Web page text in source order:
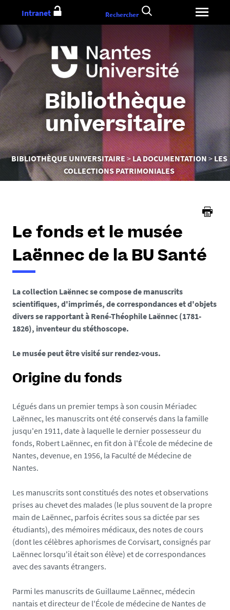
au
Bibliothèque
universitaire
Vous
ici :
BIBLIOTHÈQUE UNIVERSITAIRE LA DOCUMENTATION
LES
COLLECTIONS PATRIMONIALES
Intranet Rechercher
Le fonds et le musée
Laënnec de la BU Santé
La collection Laënnec se compose de manuscrits
scientifiques, d'imprimés, de correspondances et d'objets
divers se rapportant à René-Théophile Laënnec (1781-
1826), inventeur du stéthoscope.
Le musée peut être visité sur rendez-vous.
Origine du fonds
Légués dans un premier temps à son cousin Mériadec
Laënnec, les manuscrits ont été conservés dans la famille
jusqu'en 1911, date à laquelle le dernier possesseur du
fonds, Robert Laënnec, en fit don à l'École de médecine de
Nantes, devenue, en 1956, la Faculté de Médecine de
Nantes.
Les manuscrits sont constitués des notes et observations
prises au chevet des malades (le plus souvent de la propre
main de Laënnec, parfois écrites sous sa dictée par ses
étudiants), des mémoires médicaux, des notes de cours
(dont les célèbres aphorismes de Corvisart, consignés par
Laënnec lorsqu'il était son élève) et de correspondances
avec des savants étrangers.
Parmi les manuscrits de Guillaume Laënnec, médecin
nantais et directeur de l'École de médecine de Nantes de